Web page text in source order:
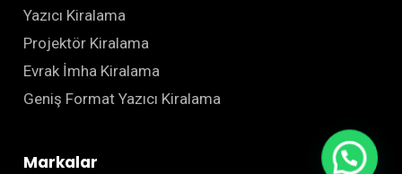
Yazıcı Kiralama
Projektör Kiralama
Evrak İmha Kiralama
Geniş Format Yazıcı Kiralama
Markalar